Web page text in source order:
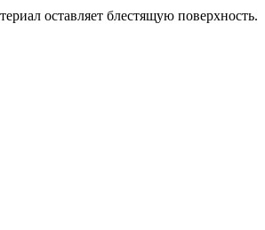
оставляет блестящую поверхность.